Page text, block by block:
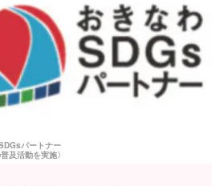
パートナー
及活動を実施〉